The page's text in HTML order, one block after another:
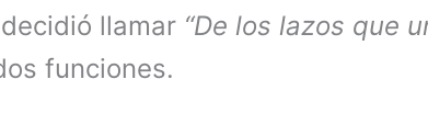
llamar “De los lazos que
funciones.